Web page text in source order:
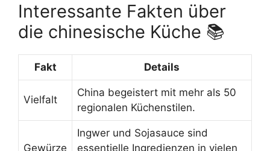
Interessante Fakten über
die chinesische Küche 📚
Fakt Details
Vielfalt
China begeistert mit mehr als 50
regionalen Küchenstilen.
Gewürze
Ingwer und Sojasauce sind
essentielle Ingredienzen in vielen